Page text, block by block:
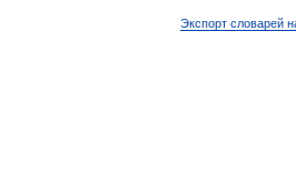
Экспорт словарей